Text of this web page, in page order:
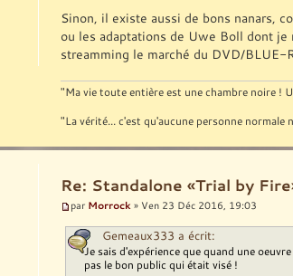
Sinon, il existe aussi de bons nanars,
ou les adaptations de Uwe Boll dont
streamming le marché du DVD/BLUE-
"Ma vie toute entière est une chambre noire !
"La vérité... c'est qu'aucune personne normale
Re: Standalone «Trial by
par Morrock » Ven 23 Déc 2016, 19:03
Gemeaux333 a écrit:
Je sais d'expérience que quand une
pas le bon public qui était visé !